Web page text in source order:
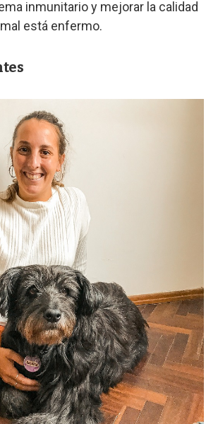
inmunitario y mejorar la calidad
está enfermo.